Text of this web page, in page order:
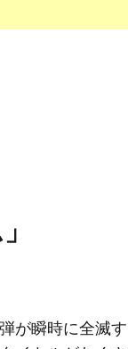
が瞬時に全滅